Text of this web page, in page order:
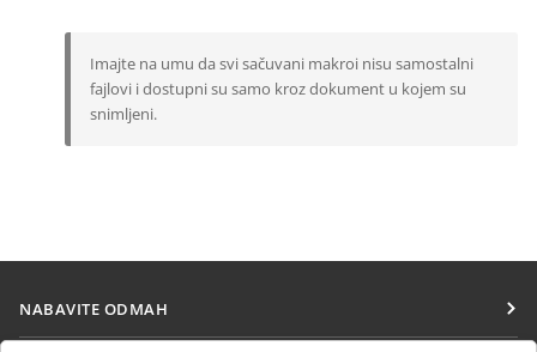
Imajte na umu da svi sačuvani makroi nisu samostalni
fajlovi i dostupni su samo kroz dokument u kojem su
snimljeni.
NABAVITE ODMAH
Docs